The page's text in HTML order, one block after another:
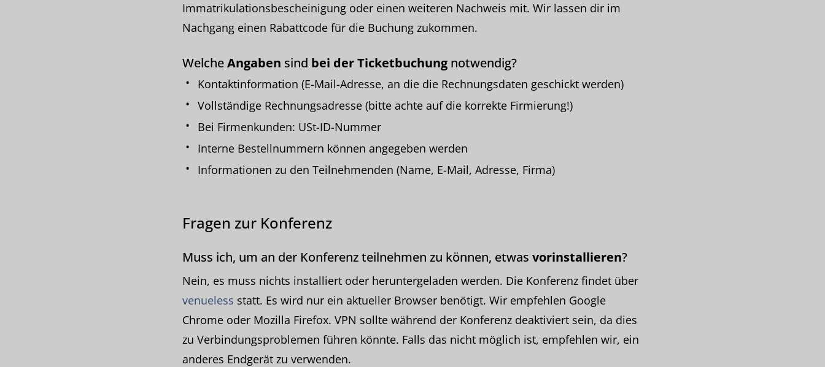
Immatrikulationsbescheinigung oder einen weiteren Nachweis mit. Wir lassen dir im
Nachgang einen Rabattcode für die Buchung zukommen.
WelcheAngaben sind bei der Ticketbuchung notwendig?
Kontaktinformation (E-Mail-Adresse, an die die Rechnungsdaten geschickt werden)
Vollständige Rechnungsadresse (bitte achte auf die korrekte Firmierung!)
Bei Firmenkunden: USt-ID-Nummer
Interne Bestellnummern können angegeben werden
Informationen zu den Teilnehmenden (Name, E-Mail, Adresse, Firma)
Fragen zur Konferenz
Muss ich, um an der Konferenz teilnehmen zu können, etwas vorinstallieren?
Nein, es muss nichts installiert oder heruntergeladen werden. Die Konferenz findet über
venueless statt. Es wird nur ein aktueller Browser benötigt. Wir empfehlen Google
Chrome oder Mozilla Firefox. VPN sollte während der Konferenz deaktiviert sein, da dies
zu Verbindungsproblemen führen könnte. Falls das nicht möglich ist, empfehlen wir, ein
anderes Endgerät zu verwenden.